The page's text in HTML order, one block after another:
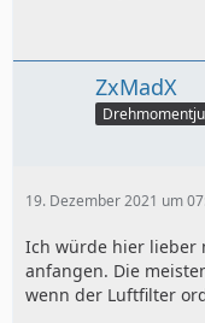
ZxMadX
19. Dezember 2021 um
Ich würde hier lieber
anfangen. Die
wenn der Luftfilter